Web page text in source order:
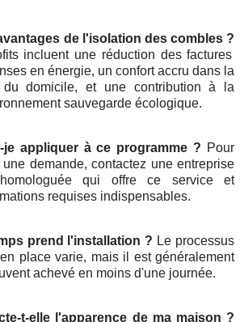
de l'isolation des combles ?
incluent une réduction des factures
en énergie, un confort accru dans la
du domicile, et une contribution à la
sauvegarde écologique.
je appliquer à ce programme ? Pour
demande, contactez une entreprise
qui offre ce service et
requises indispensables.
prend l'installation ? Le processus
place varie, mais il est généralement
achevé en moins d'une journée.
t-elle l'apparence de ma maison ?